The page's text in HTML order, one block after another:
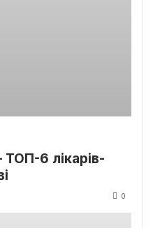
ТОП-6 лікарів-
0